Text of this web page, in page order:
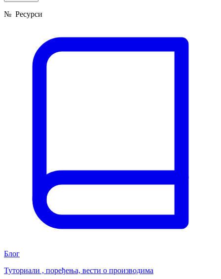
№ Ресурси
Блог
Туториали , поређења, вести о производима